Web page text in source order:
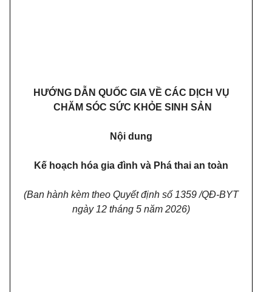
HƯỚNG DẪN QUỐC GIA VỀ CÁC DỊCH VỤ
CHĂM SÓC SỨC KHỎE SINH SẢN
Nội dung
Kế hoạch hóa gia đình và Phá thai an toàn
(Ban hành kèm theo Quyết định số 1359 /QĐ-BYT
ngày 12 tháng 5 năm 2026)